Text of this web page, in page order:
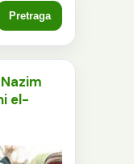
el-